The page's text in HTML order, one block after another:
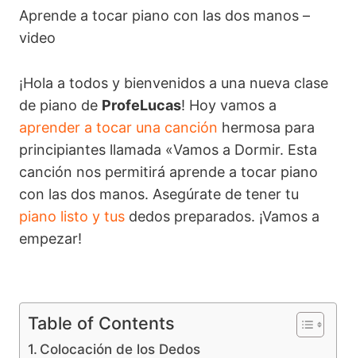
Aprende a tocar piano con las dos manos –
video
¡Hola a todos y bienvenidos a una nueva clase
de piano de ProfeLucas! Hoy vamos a
aprender a tocar una canción hermosa para
principiantes llamada «Vamos a Dormir. Esta
canción nos permitirá aprende a tocar piano
con las dos manos. Asegúrate de tener tu
piano listo y tus dedos preparados. ¡Vamos a
empezar!
Table of Contents
Colocación de los Dedos